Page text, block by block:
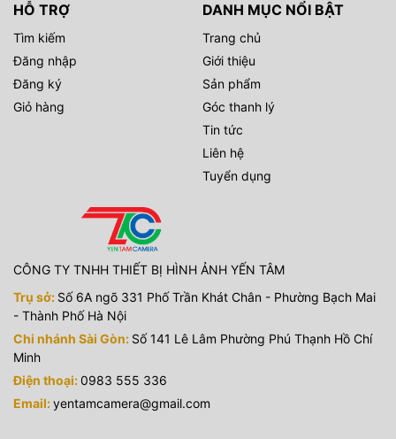
HỖ TRỢ
Tìm kiếm
Đăng nhập
Đăng ký
Giỏ hàng
DANH MỤC NỔI BẬT
Trang chủ
Giới thiệu
Sản phẩm
Góc thanh lý
Tin tức
Liên hệ
Tuyển dụng
CÔNG TY TNHH THIẾT BỊ HÌNH ẢNH YẾN TÂM
Trụ sở: Số 6A ngõ 331 Phố Trần Khát Chân - Phường Bạch Mai
- Thành Phố Hà Nội
Chi nhánh Sài Gòn: Số 141 Lê Lâm Phường Phú Thạnh Hồ Chí
Minh
Điện thoại:0983 555 336
Email:yentamcamera@gmail.com